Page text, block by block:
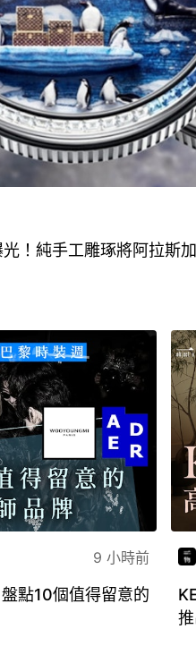
！純手工雕琢將阿拉斯
9 小時前
點10個值得留意的